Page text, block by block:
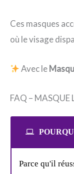
Ces masques
où le visage
Avec le
FAQ – MASQUE
Parce qu'il